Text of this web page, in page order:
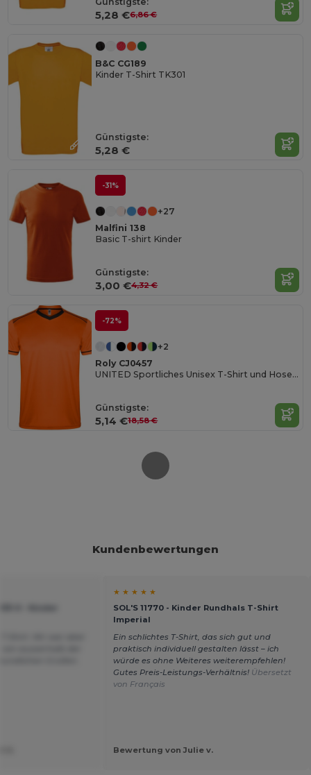
5,28 €6,86 €
B&C CG189
Kinder T-Shirt TK301
Günstigste:
5,28 €
-31%
+27
Malfini 138
Basic T-shirt Kinder
Günstigste:
3,00 €4,32 €
-72%
+2
Roly CJ0457
UNITED Sportliches Unisex T-Shirt und Hosen-Set
Günstigste:
5,14 €18,58 €
Kundenbewertungen
★ ★ ★ ★ ★
SOL'S 11770 - Kinder Rundhals T-Shirt
Imperial
Ein schlichtes T-Shirt, das sich gut und
praktisch individuell gestalten lässt – ich
würde es ohne Weiteres weiterempfehlen!
Gutes Preis-Leistungs-Verhältnis! Übersetzt
von Français
Bewertung von Julie v.